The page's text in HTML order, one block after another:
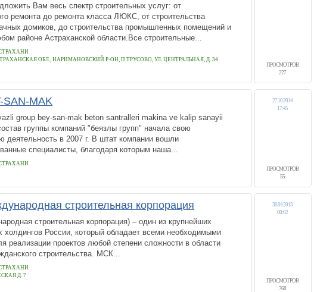
Вам весь спектр строительных услуг: от
ремонта до ремонта класса ЛЮКС, от строительства
домиков, до строительства промышленных помещений и
районе Астраханской области.Все строительные...
ОБЛ., НАРИМАНОВСКИЙ Р-ОН, П.ТРУСОВО, УЛ. ЦЕНТРАЛЬНАЯ, Д. 34
ПРОСМОТРОВ
227
MAK
group bey-san-mak beton santralleri makina ve kalip sanayii
группы компаний "беязлы групп" начала свою
деятельность в 2007 г. В штат компании вошли
специалисты, благодаря которым наша...
ПРОСМОТРОВ
55
27.10.2014
17:45
строительная корпорация
строительная корпорация) – один из крупнейших
холдингов России, который обладает всеми необходимыми
реализации проектов любой степени сложности в области
строительства. МСК...
Д. 7
ПРОСМОТРОВ
768
30.04.2013
00:02